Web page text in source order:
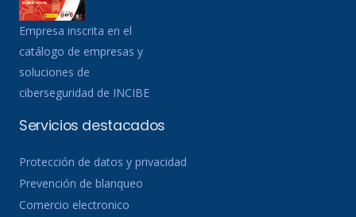
Empresa inscrita en el
catálogo de empresas y
soluciones de
ciberseguridad de INCIBE
Servicios destacados
Protección de datos y privacidad
Prevención de blanqueo
Comercio electronico